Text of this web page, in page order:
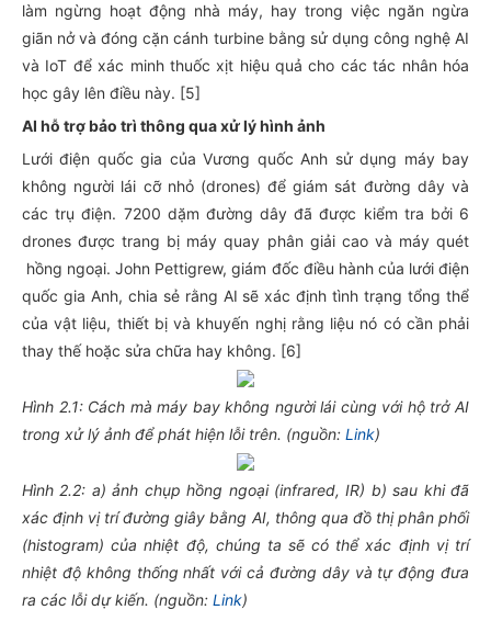
làm ngừng hoạt động nhà máy, hay trong việc ngăn ngừa
giãn nở và đóng cặn cánh turbine bằng sử dụng công nghệ AI
và IoT để xác minh thuốc xịt hiệu quả cho các tác nhân hóa
học gây lên điều này. [5]
AI hỗ trợ bảo trì thông qua xử lý hình ảnh
Lưới điện quốc gia của Vương quốc Anh sử dụng máy bay
không người lái cỡ nhỏ (drones) để giám sát đường dây và
các trụ điện. 7200 dặm đường dây đã được kiểm tra bởi 6
drones được trang bị máy quay phân giải cao và máy quét
hồng ngoại. John Pettigrew, giám đốc điều hành của lưới điện
quốc gia Anh, chia sẻ rằng AI sẽ xác định tình trạng tổng thể
của vật liệu, thiết bị và khuyến nghị rằng liệu nó có cần phải
thay thế hoặc sửa chữa hay không. [6]
Hình 2.1: Cách mà máy bay không người lái cùng với hộ trở AI
trong xử lý ảnh để phát hiện lỗi trên. (nguồn: Link)
Hình 2.2: a) ảnh chụp hồng ngoại (infrared, IR) b) sau khi đã
xác định vị trí đường giây bằng AI, thông qua đồ thị phân phối
(histogram) của nhiệt độ, chúng ta sẽ có thể xác định vị trí
nhiệt độ không thống nhất với cả đường dây và tự động đưa
ra các lỗi dự kiến. (nguồn: Link)